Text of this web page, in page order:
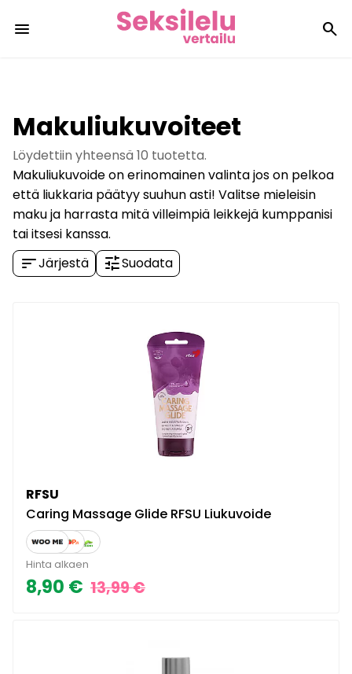
menu search
Makuliukuvoiteet
Löydettiin yhteensä 10 tuotetta.
Makuliukuvoide on erinomainen valinta jos on pelkoa
että liukkaria päätyy suuhun asti! Valitse mieleisin
maku ja harrasta mitä villeimpiä leikkejä kumppanisi
tai itsesi kanssa.
sortJärjestä tuneSuodata
RFSU
Caring Massage Glide RFSU Liukuvoide
Hinta alkaen
8,90 € 13,99 €